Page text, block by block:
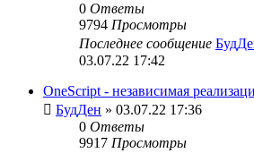
0 Ответы
9794 Просмотры
Последнее сообщение
03.07.22 17:42
OneScript - независимая
БудДен » 03.07.22 17:36
0 Ответы
9917 Просмотры